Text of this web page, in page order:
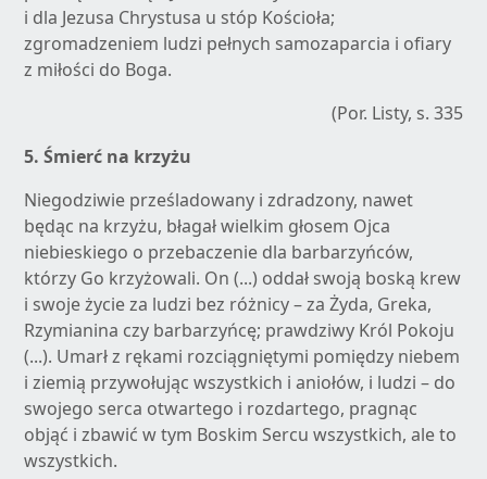
i dla Jezusa Chrystusa u stóp Kościoła;
zgromadzeniem ludzi pełnych samozaparcia i ofiary
z miłości do Boga.
(Por. Listy, s. 335
5. Śmierć na krzyżu
Niegodziwie prześladowany i zdradzony, nawet
będąc na krzyżu, błagał wielkim głosem Ojca
niebieskiego o przebaczenie dla barbarzyńców,
którzy Go krzyżowali. On (...) oddał swoją boską krew
i swoje życie za ludzi bez różnicy – za Żyda, Greka,
Rzymianina czy barbarzyńcę; prawdziwy Król Pokoju
(...). Umarł z rękami rozciągniętymi pomiędzy niebem
i ziemią przywołując wszystkich i aniołów, i ludzi – do
swojego serca otwartego i rozdartego, pragnąc
objąć i zbawić w tym Boskim Sercu wszystkich, ale to
wszystkich.